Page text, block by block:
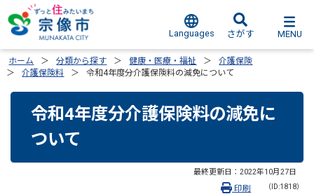
Languages さがす MENU
ホーム 分類から探す 健康・医療・福祉
介護保険
介護保険料
令和4年度分介護保険料の減免について
令和4年度分介護保険料の減免に
ついて
最終更新日： 2022年10月27日
（ID:1818）
印刷